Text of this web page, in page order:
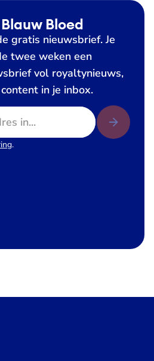
Bloed
gratis nieuwsbrief. Je
twee weken een
vol royaltynieuws,
in je inbox.
.